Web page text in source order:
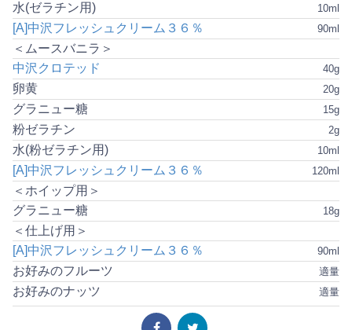
10ml
水(ゼラチン用)
90ml
[A]中沢フレッシュクリーム３６％
＜ムースバニラ＞
40g
中沢クロテッド
20g
卵黄
15g
グラニュー糖
2g
粉ゼラチン
10ml
水(粉ゼラチン用)
120ml
[A]中沢フレッシュクリーム３６％
＜ホイップ用＞
18g
グラニュー糖
＜仕上げ用＞
90ml
[A]中沢フレッシュクリーム３６％
適量
お好みのフルーツ
適量
お好みのナッツ